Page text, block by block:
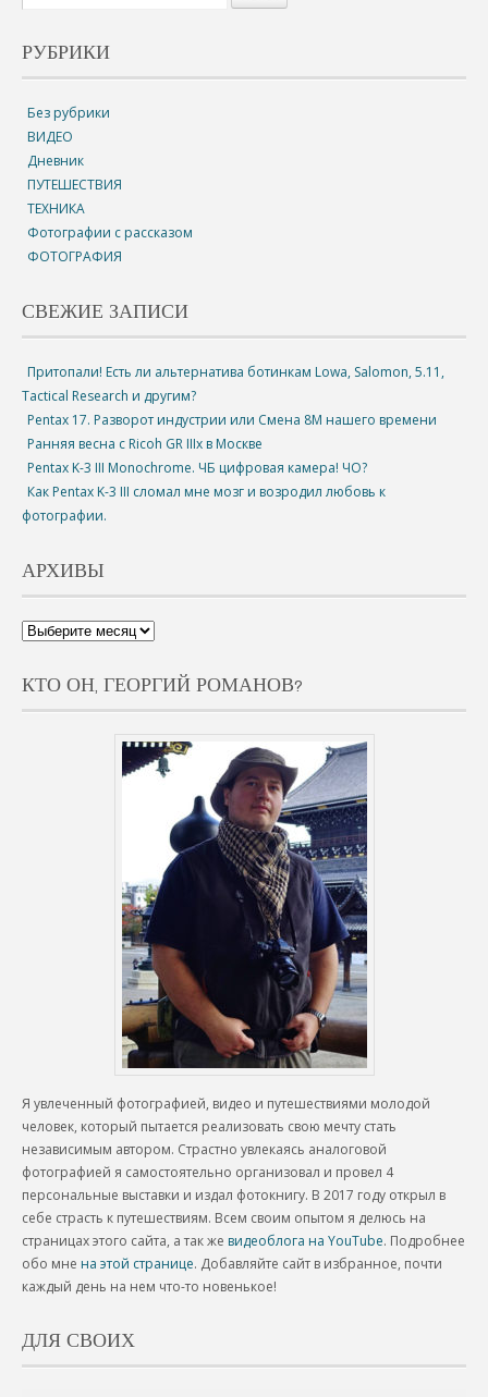
РУБРИКИ
Без рубрики
ВИДЕО
Дневник
ПУТЕШЕСТВИЯ
ТЕХНИКА
Фотографии с рассказом
ФОТОГРАФИЯ
СВЕЖИЕ ЗАПИСИ
Притопали! Есть ли альтернатива ботинкам Lowa, Salomon, 5.11,
Tactical Research и другим?
Pentax 17. Разворот индустрии или Смена 8М нашего времени
Ранняя весна с Ricoh GR IIIx в Москве
Pentax K-3 III Monochrome. ЧБ цифровая камера! ЧО?
Как Pentax K-3 III сломал мне мозг и возродил любовь к
фотографии.
АРХИВЫ
КТО ОН, ГЕОРГИЙ РОМАНОВ?
Я увлеченный фотографией, видео и путешествиями молодой
человек, который пытается реализовать свою мечту стать
независимым автором. Страстно увлекаясь аналоговой
фотографией я самостоятельно организовал и провел 4
персональные выставки и издал фотокнигу. В 2017 году открыл в
себе страсть к путешествиям. Всем своим опытом я делюсь на
страницах этого сайта, а так же видеоблога на YouTube. Подробнее
обо мне на этой странице. Добавляйте сайт в избранное, почти
каждый день на нем что-то новенькое!
ДЛЯ СВОИХ